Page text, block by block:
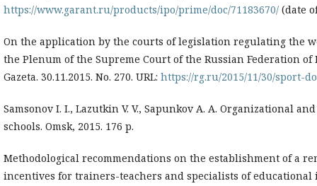
https://www.garant.ru/products/ipo/prime/doc/71183670/ (date
On the application by the courts of legislation regulating the
the Plenum of the Supreme Court of the Russian Federation of
Gazeta. 30.11.2015. No. 270. URL: https://rg.ru/2015/11/30/sport-
Samsonov I. I., Lazutkin V. V., Sapunkov A. A. Organizational
schools. Omsk, 2015. 176 p.
Methodological recommendations on the establishment of a
incentives for trainers-teachers and specialists of